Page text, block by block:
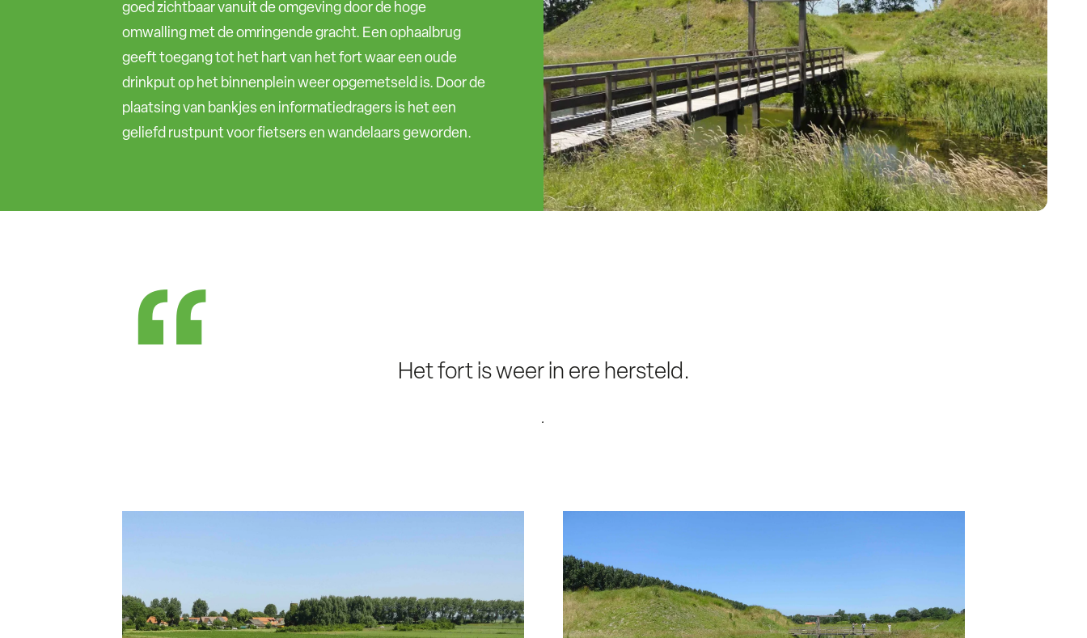
goed zichtbaar vanuit de om­geving door de hoge
omwalling met de omringende gracht. Een ophaalbrug
geeft toegang tot het hart van het fort waar een oude
drinkput op het binnenplein weer opgemetseld is. Door de
plaat­sing van bankjes en informatie­dragers is het een
geliefd rust­punt voor fietsers en wandelaars geworden.
Het fort is weer in ere hersteld.
.